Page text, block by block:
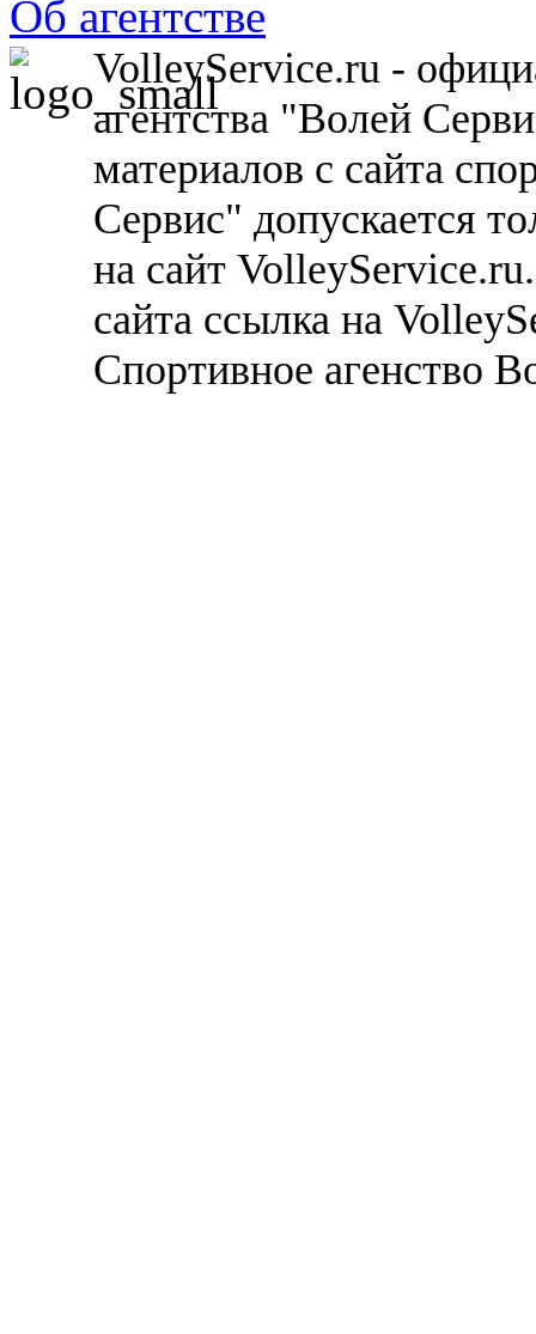
Об агентстве
VolleyService.ru -
агентства "Волей
материалов с сайта
Сервис" допускается
на сайт
сайта ссылка на
Спортивное агенство